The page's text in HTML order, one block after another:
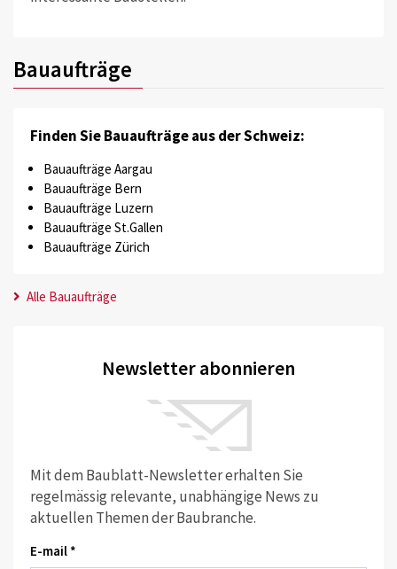
Bauaufträge
Finden Sie Bauaufträge aus der Schweiz:
Bauaufträge Aargau
Bauaufträge Bern
Bauaufträge Luzern
Bauaufträge St.Gallen
Bauaufträge Zürich
Alle Bauaufträge
Newsletter abonnieren
Mit dem Baublatt-Newsletter erhalten Sie
regelmässig relevante, unabhängige News zu
aktuellen Themen der Baubranche.
E-mail *